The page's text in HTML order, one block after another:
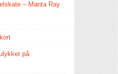
– Manta Ray
på